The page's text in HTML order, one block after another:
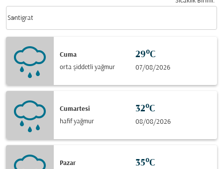
Santigrat
keyboard_arrow_down
Cuma
orta şiddetli yağmur
29°C
07/08/2026
Cumartesi
hafif yağmur
32°C
08/08/2026
Pazar
35°C